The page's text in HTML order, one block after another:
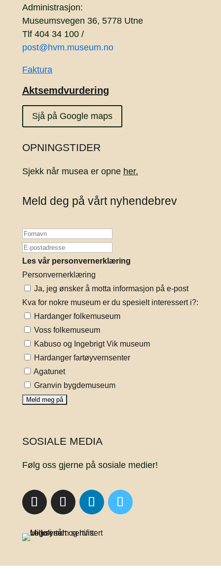
Administrasjon:
Museumsvegen 36, 5778 Utne
Tlf 404 34 100 /
post@hvm.museum.no
Faktura
Aktsemdvurdering
Sjå på Google maps
OPNINGSTIDER
Sjekk når musea er opne her.
Meld deg på vårt nyhendebrev
Les vår personvernerklæring
Personvernerklæring
Ja, jeg ønsker å motta informasjon på e-post
Kva for nokre museum er du spesielt interessert i?:
Hardanger folkemuseum
Voss folkemuseum
Kabuso og Ingebrigt Vik museum
Hardanger fartøyvernsenter
Agatunet
Granvin bygdemuseum
SOSIALE MEDIA
Følg oss gjerne på sosiale medier!